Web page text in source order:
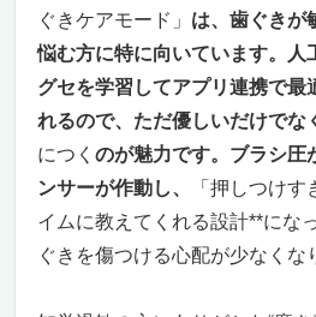
ぐきケアモード」 は、歯ぐきが
悩む方に特に向いています。人
グセを学習してアプリ連携で最
れるので、ただ優しいだけでな
につく のが魅力です。ブラシ圧
ンサーが作動し、
「押しつけ
イムに教えてくれる設計**にな
ぐきを傷つける心配が少なくな